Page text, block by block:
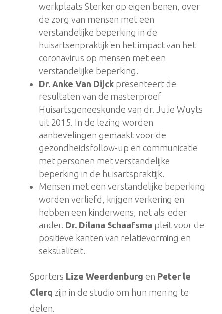
werkplaats Sterker op eigen benen, over
de zorg van mensen met een
verstandelijke beperking in de
huisartsenpraktijk en het impact van het
coronavirus op mensen met een
verstandelijke beperking.
Dr. Anke Van Dijckpresenteert de
resultaten van de masterproef
Huisartsgeneeskunde van dr. Julie Wuyts
uit 2015. In de lezing worden
aanbevelingen gemaakt voor de
gezondheidsfollow-up en communicatie
met personen met verstandelijke
beperking in de huisartspraktijk.
Mensen met een verstandelijke beperking
worden verliefd, krijgen verkering en
hebben een kinderwens, net als ieder
ander. Dr. Dilana Schaafsma pleit voor de
positieve kanten van relatievorming en
seksualiteit.
Sporters Lize Weerdenburg en Peter le
Clerq zijn in de studio om hun mening te
delen.